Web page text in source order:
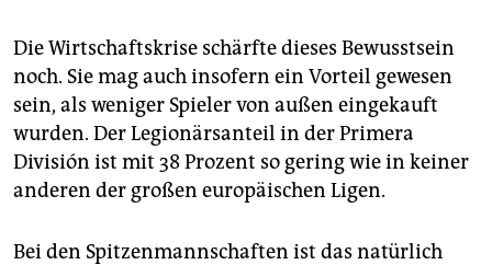
Die Wirtschaftskrise schärfte dieses Bewusstsein
noch. Sie mag auch insofern ein Vorteil gewesen
sein, als weniger Spieler von außen eingekauft
wurden. Der Legionärsanteil in der Primera
División ist mit 38 Prozent so gering wie in keiner
anderen der großen europäischen Ligen.
Bei den Spitzenmannschaften ist das natürlich